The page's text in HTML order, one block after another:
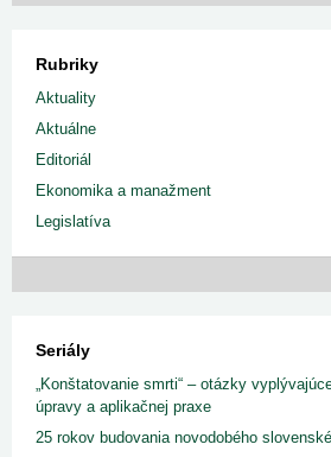
Rubriky
Aktuality
Aktuálne
Editoriál
Ekonomika a manažment
Legislatíva
Seriály
„Konštatovanie smrti“ – otázky
úpravy a aplikačnej praxe
25 rokov budovania novodobého